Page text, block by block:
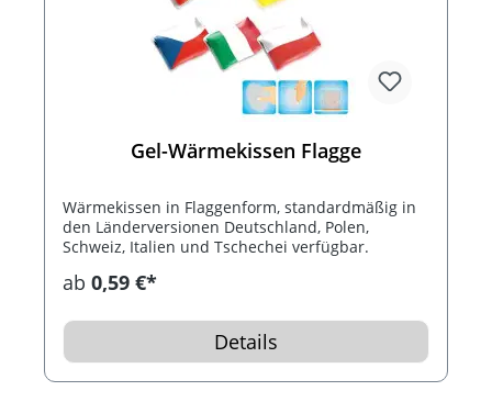
Gel-Wärmekissen Flagge
Wärmekissen in Flaggenform, standardmäßig in
den Länderversionen Deutschland, Polen,
Schweiz, Italien und Tschechei verfügbar.
ab 0,59 €*
Details